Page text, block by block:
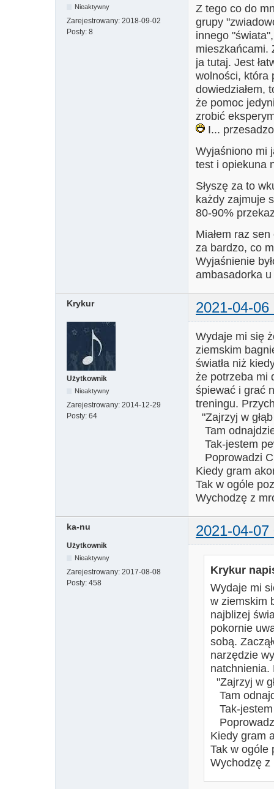
Nieaktywny
Zarejestrowany: 2018-09-02
Posty: 8
Z tego co do
grupy
innego
mieszkańcami.
ja tutaj. Jest
wolności, która
dowiedziałem,
że pomoc
zrobić
I...
Wyjaśniono mi
test i opiekuna
Słyszę za to
każdy zajmuje
80-90%
Miałem raz
za bardzo, co
Wyjaśnienie
ambasadorka
Krykur 2021-04-06
Użytkownik
Nieaktywny
Zarejestrowany: 2014-12-29
Posty: 64
Wydaje mi się
ziemskim
światła niż
że potrzeba mi
śpiewać i grać
treningu.
"Zajrzyj w
Tam
Tak-jestem
Poprowadzi
Kiedy gram
Tak w ogóle
Wychodzę z
ka-nu 2021-04-07
Użytkownik
Nieaktywny
Zarejestrowany: 2017-08-08
Posty: 458
Krykur
Wydaje mi
w ziemskim
najblizej
pokornie
sobą.
narzędzie
natchnienia.
"Zajrzyj w
Tam
Tak-
Kiedy gram
Tak w ogóle
Wychodzę z